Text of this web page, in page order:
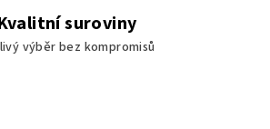
suroviny
výběr bez kompromisů